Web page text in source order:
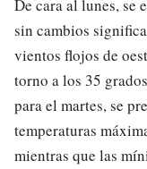
De cara al lunes, se
sin cambios
vientos flojos de
torno a los 35
para el martes, se
temperaturas
mientras que las